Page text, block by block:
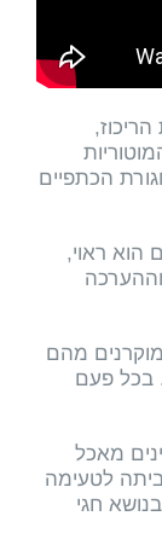
הכתפיים
ראוי,
מהם
בכל פעם
מאכל
לטעימה
חגי